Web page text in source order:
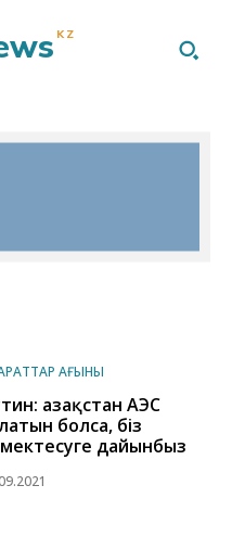
KZ
АҒЫНЫ
Қазақстан АЭС
болса, біз
дайынбыз